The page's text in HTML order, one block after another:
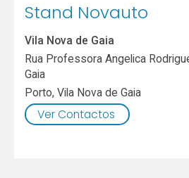
Stand Novauto
Vila Nova de Gaia
Rua Professora Angelica
Gaia
Porto,Vila Nova de Gaia
Ver Contactos